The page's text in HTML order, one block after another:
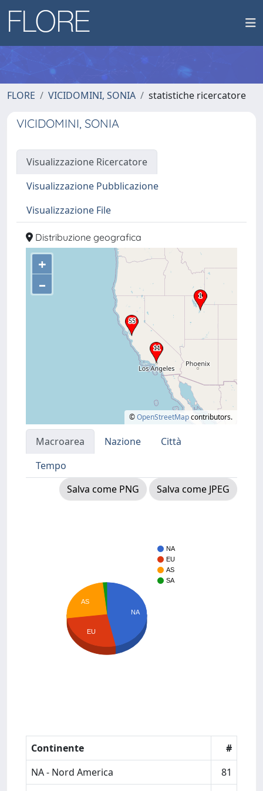
FLORE VICIDOMINI, SONIA statistiche ricercatore
VICIDOMINI, SONIA
Visualizzazione Ricercatore
Visualizzazione Pubblicazione
Visualizzazione File
Distribuzione geografica
+
–
©OpenStreetMapcontributors.
Macroarea Nazione
Città
Tempo
Salva come PNG
Salva come JPEG
NA
EU
AS
SA
NA
AS
EU
Continente
#
NA - Nord America
81